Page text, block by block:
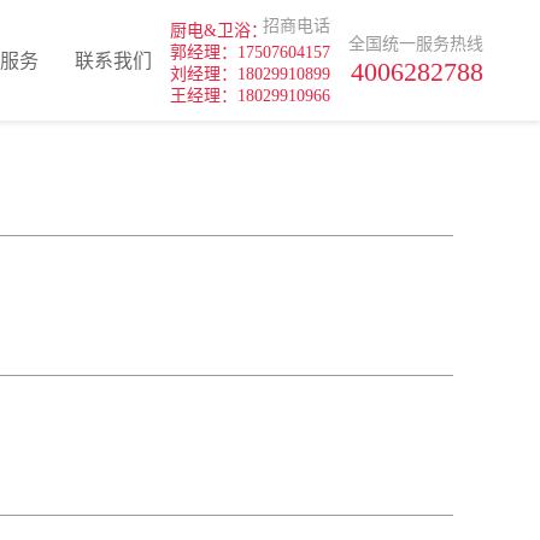
全国统一服务热线
4006282788
招商电话
厨电&卫浴：
郭经理：17507604157
刘经理：18029910899
王经理：18029910966
务 联系我们